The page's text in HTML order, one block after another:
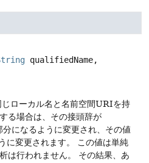
じローカル名と名前空間URIを持
る場合は、その接頭辞が
分になるように変更され、その値
に変更されます。
この値は単純
は行われません。
その結果、あ